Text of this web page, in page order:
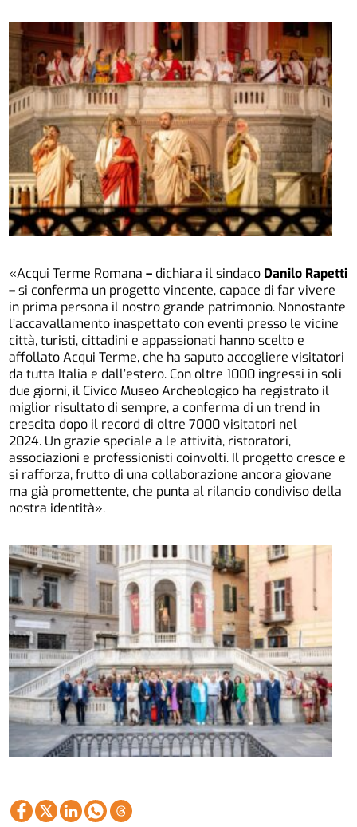
«Acqui Terme Romana – dichiara il sindaco Danilo Rapetti
–si conferma un progetto vincente, capace di far vivere
in prima persona il nostro grande patrimonio. Nonostante
l’accavallamento inaspettato con eventi presso le vicine
città, turisti, cittadini e appassionati hanno scelto e
affollato Acqui Terme, che ha saputo accogliere visitatori
da tutta Italia e dall’estero. Con oltre 1000 ingressi in soli
due giorni, il Civico Museo Archeologico ha registrato il
miglior risultato di sempre, a conferma di un trend in
crescita dopo il record di oltre 7000 visitatori nel
2024. Un grazie speciale a le attività, ristoratori,
associazioni e professionisti coinvolti. Il progetto cresce e
si rafforza, frutto di una collaborazione ancora giovane
ma già promettente, che punta al rilancio condiviso della
nostra identità».